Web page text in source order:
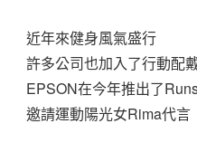
近年來健身風氣盛行
許多公司也加入了行動配
EPSON在今年推出了
邀請運動陽光女Rima代言